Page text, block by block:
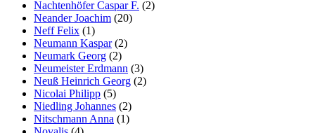
Nachtenhöfer Caspar F. (2)
Neander Joachim (20)
Neff Felix (1)
Neumann Kaspar(2)
Neumark Georg (2)
Neumeister Erdmann (3)
Neuß Heinrich Georg (2)
Nicolai Philipp (5)
Niedling Johannes (2)
Nitschmann Anna (1)